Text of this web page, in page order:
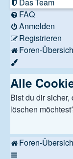
FAQ
Anmelden
Registrieren
Foren-
Alle
Bist du dir
löschen
Foren-